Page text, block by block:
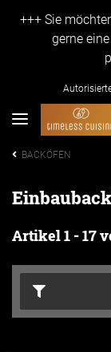
+++ Sie
gerne
BACKÖFEN
Artikel 1 - 17